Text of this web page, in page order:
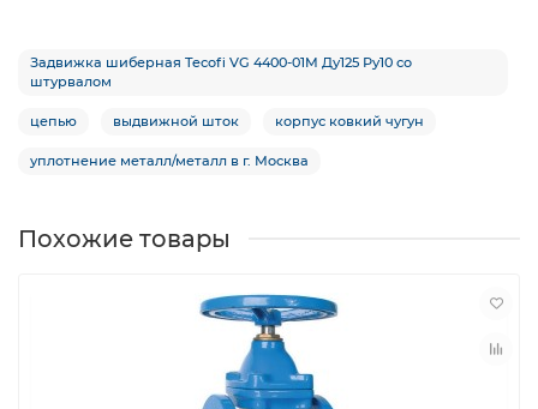
Задвижка шиберная Tecofi VG 4400-01M Ду125 Ру10 со
штурвалом
цепью выдвижной шток корпус ковкий чугун
уплотнение металл/металл в г. Москва
Похожие товары